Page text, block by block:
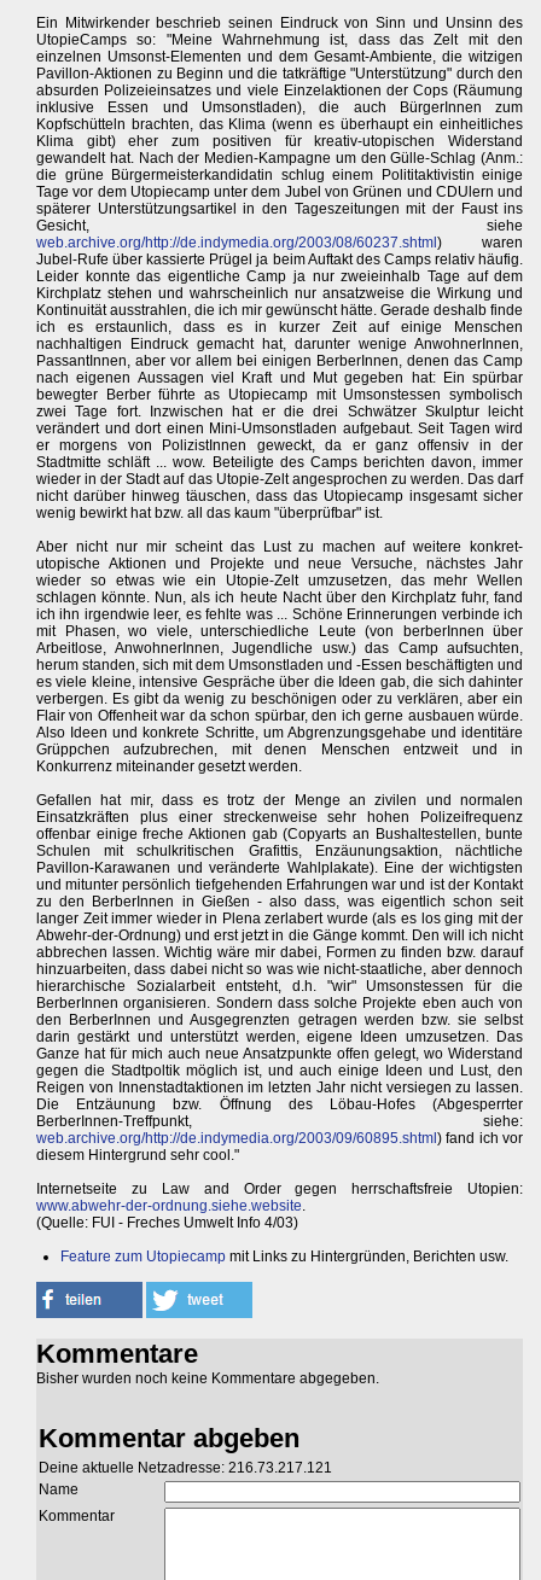
Ein Mitwirkender beschrieb seinen Eindruck von Sinn und Unsinn des
UtopieCamps so: "Meine Wahrnehmung ist, dass das Zelt mit den
einzelnen Umsonst-Elementen und dem Gesamt-Ambiente, die witzigen
Pavillon-Aktionen zu Beginn und die tatkräftige "Unterstützung" durch den
absurden Polizeieinsatzes und viele Einzelaktionen der Cops (Räumung
inklusive Essen und Umsonstladen), die auch BürgerInnen zum
Kopfschütteln brachten, das Klima (wenn es überhaupt ein einheitliches
Klima gibt) eher zum positiven für kreativ-utopischen Widerstand
gewandelt hat. Nach der Medien-Kampagne um den Gülle-Schlag (Anm.:
die grüne Bürgermeisterkandidatin schlug einem Polititaktivistin einige
Tage vor dem Utopiecamp unter dem Jubel von Grünen und CDUlern und
späterer Unterstützungsartikel in den Tageszeitungen mit der Faust ins
Gesicht, siehe
web.archive.org/http://de.indymedia.org/2003/08/60237.shtml ) waren
Jubel-Rufe über kassierte Prügel ja beim Auftakt des Camps relativ häufig.
Leider konnte das eigentliche Camp ja nur zweieinhalb Tage auf dem
Kirchplatz stehen und wahrscheinlich nur ansatzweise die Wirkung und
Kontinuität ausstrahlen, die ich mir gewünscht hätte. Gerade deshalb finde
ich es erstaunlich, dass es in kurzer Zeit auf einige Menschen
nachhaltigen Eindruck gemacht hat, darunter wenige AnwohnerInnen,
PassantInnen, aber vor allem bei einigen BerberInnen, denen das Camp
nach eigenen Aussagen viel Kraft und Mut gegeben hat: Ein spürbar
bewegter Berber führte as Utopiecamp mit Umsonstessen symbolisch
zwei Tage fort. Inzwischen hat er die drei Schwätzer Skulptur leicht
verändert und dort einen Mini-Umsonstladen aufgebaut. Seit Tagen wird
er morgens von PolizistInnen geweckt, da er ganz offensiv in der
Stadtmitte schläft ... wow. Beteiligte des Camps berichten davon, immer
wieder in der Stadt auf das Utopie-Zelt angesprochen zu werden. Das darf
nicht darüber hinweg täuschen, dass das Utopiecamp insgesamt sicher
wenig bewirkt hat bzw. all das kaum "überprüfbar" ist.
Aber nicht nur mir scheint das Lust zu machen auf weitere konkret-
utopische Aktionen und Projekte und neue Versuche, nächstes Jahr
wieder so etwas wie ein Utopie-Zelt umzusetzen, das mehr Wellen
schlagen könnte. Nun, als ich heute Nacht über den Kirchplatz fuhr, fand
ich ihn irgendwie leer, es fehlte was ... Schöne Erinnerungen verbinde ich
mit Phasen, wo viele, unterschiedliche Leute (von berberInnen über
Arbeitlose, AnwohnerInnen, Jugendliche usw.) das Camp aufsuchten,
herum standen, sich mit dem Umsonstladen und -Essen beschäftigten und
es viele kleine, intensive Gespräche über die Ideen gab, die sich dahinter
verbergen. Es gibt da wenig zu beschönigen oder zu verklären, aber ein
Flair von Offenheit war da schon spürbar, den ich gerne ausbauen würde.
Also Ideen und konkrete Schritte, um Abgrenzungsgehabe und identitäre
Grüppchen aufzubrechen, mit denen Menschen entzweit und in
Konkurrenz miteinander gesetzt werden.
Gefallen hat mir, dass es trotz der Menge an zivilen und normalen
Einsatzkräften plus einer streckenweise sehr hohen Polizeifrequenz
offenbar einige freche Aktionen gab (Copyarts an Bushaltestellen, bunte
Schulen mit schulkritischen Grafittis, Enzäunungsaktion, nächtliche
Pavillon-Karawanen und veränderte Wahlplakate). Eine der wichtigsten
und mitunter persönlich tiefgehenden Erfahrungen war und ist der Kontakt
zu den BerberInnen in Gießen - also dass, was eigentlich schon seit
langer Zeit immer wieder in Plena zerlabert wurde (als es los ging mit der
Abwehr-der-Ordnung) und erst jetzt in die Gänge kommt. Den will ich nicht
abbrechen lassen. Wichtig wäre mir dabei, Formen zu finden bzw. darauf
hinzuarbeiten, dass dabei nicht so was wie nicht-staatliche, aber dennoch
hierarchische Sozialarbeit entsteht, d.h. "wir" Umsonstessen für die
BerberInnen organisieren. Sondern dass solche Projekte eben auch von
den BerberInnen und Ausgegrenzten getragen werden bzw. sie selbst
darin gestärkt und unterstützt werden, eigene Ideen umzusetzen. Das
Ganze hat für mich auch neue Ansatzpunkte offen gelegt, wo Widerstand
gegen die Stadtpoltik möglich ist, und auch einige Ideen und Lust, den
Reigen von Innenstadtaktionen im letzten Jahr nicht versiegen zu lassen.
Die Entzäunung bzw. Öffnung des Löbau-Hofes (Abgesperrter
BerberInnen-Treffpunkt, siehe:
web.archive.org/http://de.indymedia.org/2003/09/60895.shtml ) fand ich vor
diesem Hintergrund sehr cool."
Internetseite zu Law and Order gegen herrschaftsfreie Utopien:
www.abwehr-der-ordnung.siehe.website.
(Quelle: FUI - Freches Umwelt Info 4/03)
Feature zum Utopiecamp mit Links zu Hintergründen, Berichten usw.
Kommentare
Bisher wurden noch keine Kommentare abgegeben.
Kommentar abgeben
Deine aktuelle Netzadresse: 216.73.217.121
Name
Kommentar